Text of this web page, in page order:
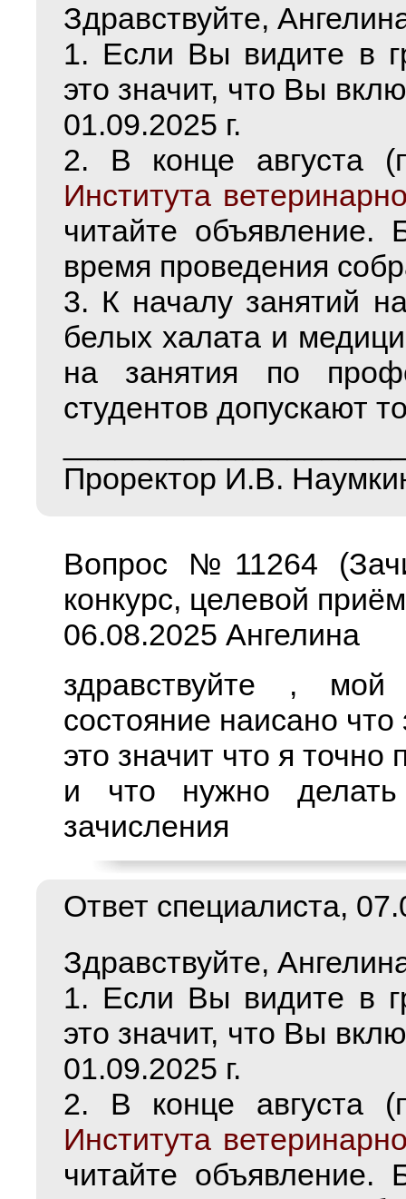
Здравствуйте,
1. Если Вы видите в
это значит, что Вы
01.09.2025 г.
2. В конце августа
Института
читайте объявление.
время проведения
3. К началу занятий
белых халата и
на занятия по
студентов допускают
Проректор И.В.
Вопрос №11264
конкурс, целевой
06.08.2025 Ангелина
здравствуйте ,
состояние наисано что
это значит что я точно
и что нужно
зачисления
Ответ специалиста,
Здравствуйте,
1. Если Вы видите в
это значит, что Вы
01.09.2025 г.
2. В конце августа
Института
читайте объявление.